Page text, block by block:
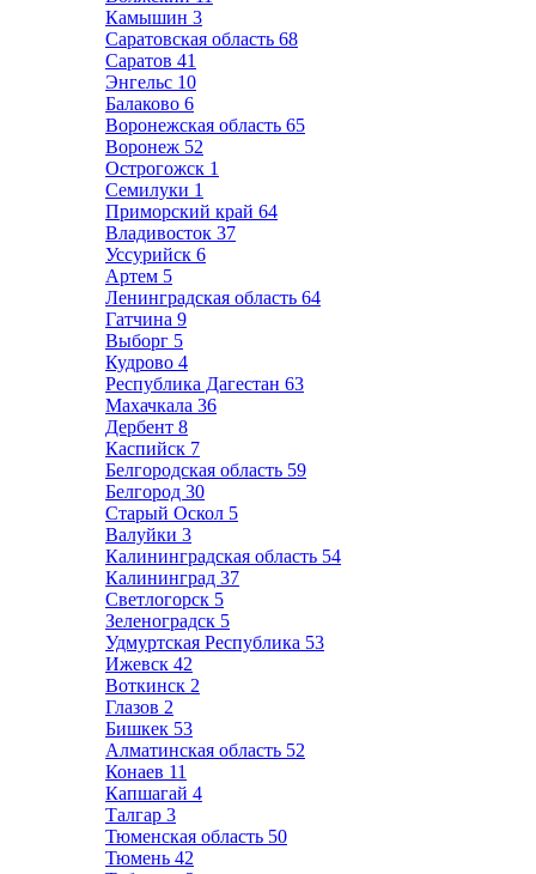
Камышин 3
Саратовская область 68
Саратов 41
Энгельс 10
Балаково 6
Воронежская область 65
Воронеж 52
Острогожск 1
Семилуки 1
Приморский край 64
Владивосток 37
Уссурийск 6
Артем 5
Ленинградская область 64
Гатчина 9
Выборг 5
Кудрово 4
Республика Дагестан 63
Махачкала 36
Дербент 8
Каспийск 7
Белгородская область 59
Белгород 30
Старый Оскол 5
Валуйки 3
Калининградская область 54
Калининград 37
Светлогорск 5
Зеленоградск 5
Удмуртская Республика 53
Ижевск 42
Воткинск 2
Глазов 2
Бишкек 53
Алматинская область 52
Конаев 11
Капшагай 4
Талгар 3
Тюменская область 50
Тюмень 42